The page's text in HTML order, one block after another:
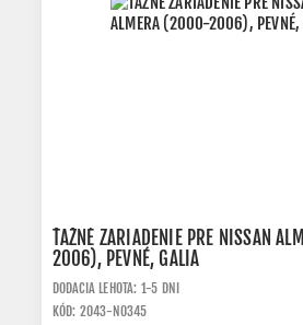
ŤAŽNÉ ZARIADENIE PRE NISSAN
2006), PEVNÉ, GALIA
DODACIA LEHOTA: 1-5 DNI
KÓD: 2043-N0345